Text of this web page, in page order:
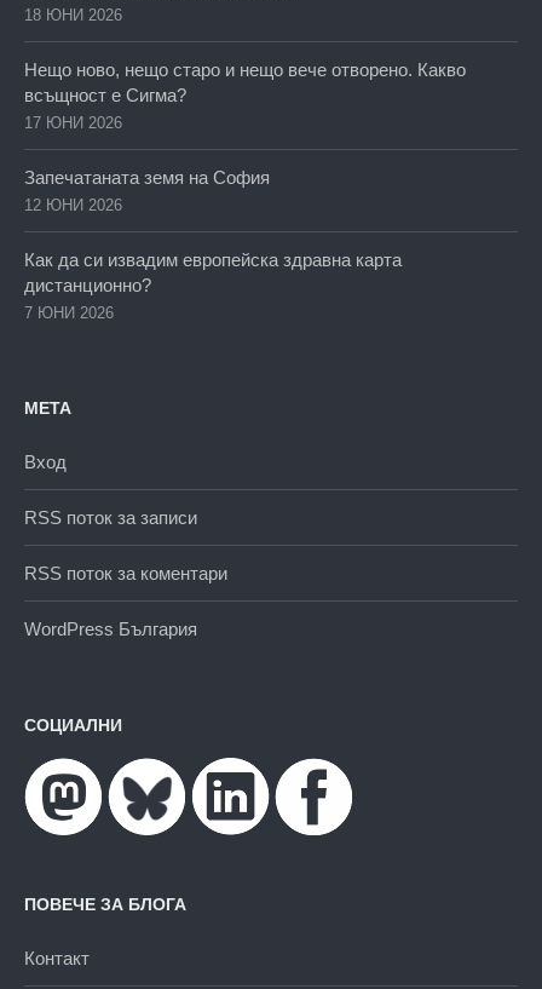
18 ЮНИ 2026
Нещо ново, нещо старо и нещо вече отворено. Какво
всъщност е Сигма?
17 ЮНИ 2026
Запечатаната земя на София
12 ЮНИ 2026
Как да си извадим европейска здравна карта
дистанционно?
7 ЮНИ 2026
МЕТА
Вход
RSS поток за записи
RSS поток за коментари
WordPress България
СОЦИАЛНИ
ПОВЕЧЕ ЗА БЛОГА
Контакт